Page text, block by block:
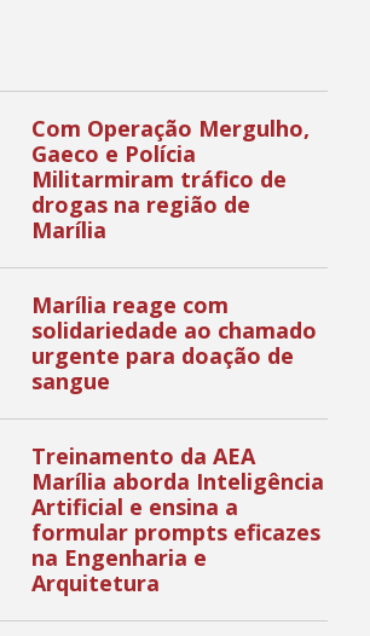
Com Operação Mergulho,
Gaeco e Polícia
Militarmiram tráfico de
drogas na região de
Marília
Marília reage com
solidariedade ao chamado
urgente para doação de
sangue
Treinamento da AEA
Marília aborda Inteligência
Artificial e ensina a
formular prompts eficazes
na Engenharia e
Arquitetura